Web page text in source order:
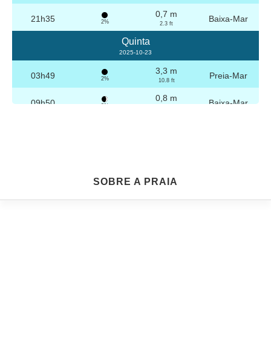
21h35 2%
0,7 m
2.3 ft Baixa-Mar
Quinta
2025-10-23
03h49 2%
3,3 m
10.8 ft Preia-Mar
09h50 3%
0,8 m Baixa-Mar
Sexta
SOBRE A PRAIA